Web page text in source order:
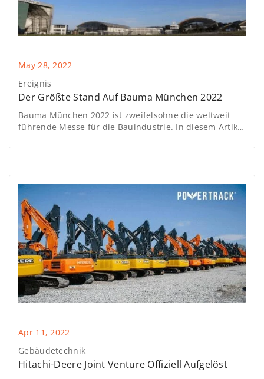
May 28, 2022
Ereignis
Der Größte Stand Auf Bauma München 2022
Bauma München 2022 ist zweifelsohne die weltweit
führende Messe für die Bauindustrie. In diesem Artikel
Ausstellern den größten Messestand haben wird.
Apr 11, 2022
Gebäudetechnik
Hitachi-Deere Joint Venture Offiziell Aufgelöst